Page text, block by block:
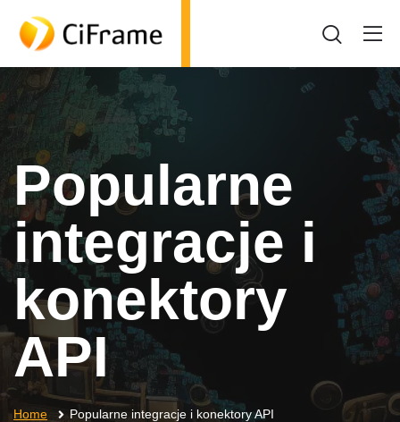
Popularne
integracje i
konektory
API
Home Popularne integracje i konektory API